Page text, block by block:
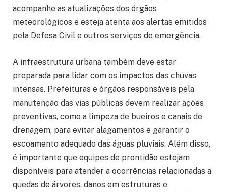
acompanhe as atualizações dos órgãos
meteorológicos e esteja atenta aos alertas emitidos
pela Defesa Civil e outros serviços de emergência.
A infraestrutura urbana também deve estar
preparada para lidar com os impactos das chuvas
intensas. Prefeituras e órgãos responsáveis pela
manutenção das vias públicas devem realizar ações
preventivas, como a limpeza de bueiros e canais de
drenagem, para evitar alagamentos e garantir o
escoamento adequado das águas pluviais. Além disso,
é importante que equipes de prontidão estejam
disponíveis para atender a ocorrências relacionadas a
quedas de árvores, danos em estruturas e